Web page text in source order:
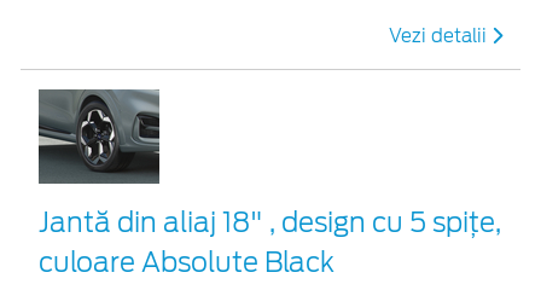
Vezi detalii
Jantă din aliaj 18" , design cu 5 spiţe,
culoare Absolute Black